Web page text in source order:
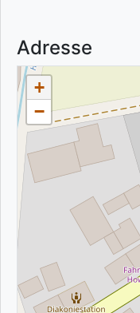
Adresse
+
−